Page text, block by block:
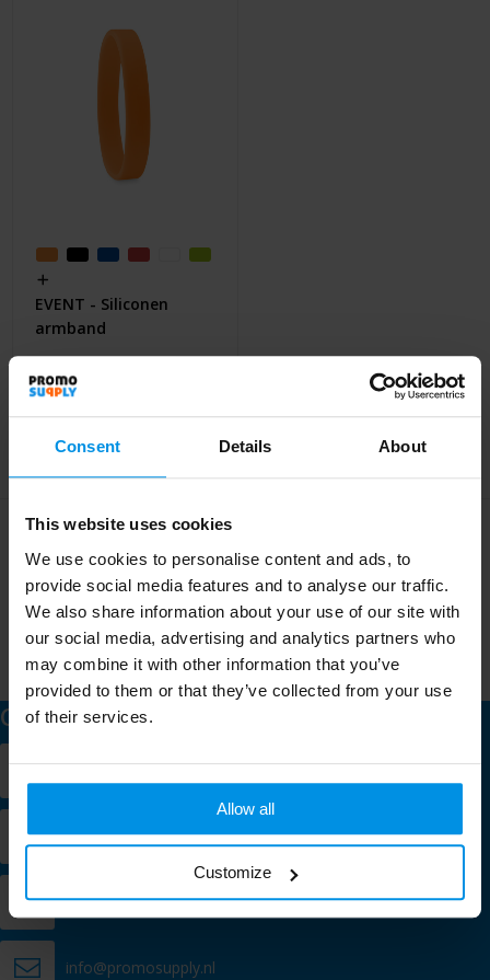
Consent Details About
This website uses cookies
We use cookies to personalise content and ads, to
provide social media features and to analyse our traffic.
We also share information about your use of our site with
our social media, advertising and analytics partners who
may combine it with other information that you’ve
provided to them or that they’ve collected from your use
of their services.
Allow all
Customize
Huis & Lifestyle
Outdoor & Vrije Tijd
Auto & Veiligheid
Paraplu's
Cadeaubonnen
EVENT - Siliconen
armband
Al vanaf € 0,17
4 werkdag(en)
Meld je aan voor onze nieuwsbrief
Schrijf je in voor onze nieuwsbrief en mis nooit meer één van
onze leuke aanbiedingen of updates.
Contact
Verlengde Kerkweg 9
2981 GE Ridderkerk
+31 (0)10 200 60 60
Chat met een specialist
info@promosupply.nl